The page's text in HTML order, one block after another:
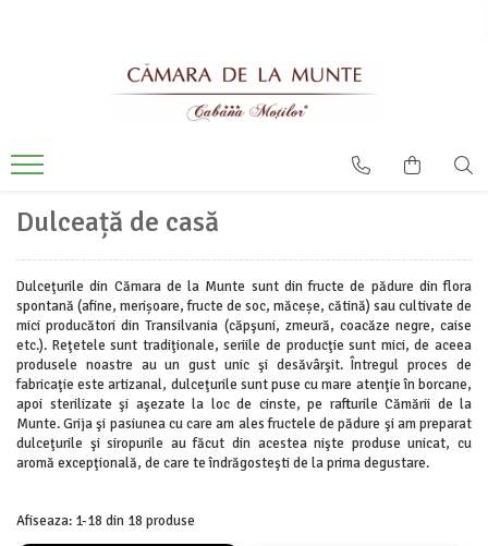
Dulceață de casă
Dulceţurile din Cămara de la Munte sunt din fructe de pădure din flora
spontană (afine, merișoare, fructe de soc, măceșe, cătină) sau cultivate de
mici producători din Transilvania (căpşuni, zmeură, coacăze negre, caise
etc.). Reţetele sunt tradiţionale, seriile de producţie sunt mici, de aceea
produsele noastre au un gust unic şi desăvârşit. Întregul proces de
fabricaţie este artizanal, dulceţurile sunt puse cu mare atenţie în borcane,
apoi sterilizate şi aşezate la loc de cinste, pe rafturile Cămării de la
Munte. Grija şi pasiunea cu care am ales fructele de pădure şi am preparat
dulceţurile şi siropurile au făcut din acestea nişte produse unicat, cu
aromă excepţională, de care te îndrăgosteşti de la prima degustare.
Afiseaza: 1-18 din 18 produse